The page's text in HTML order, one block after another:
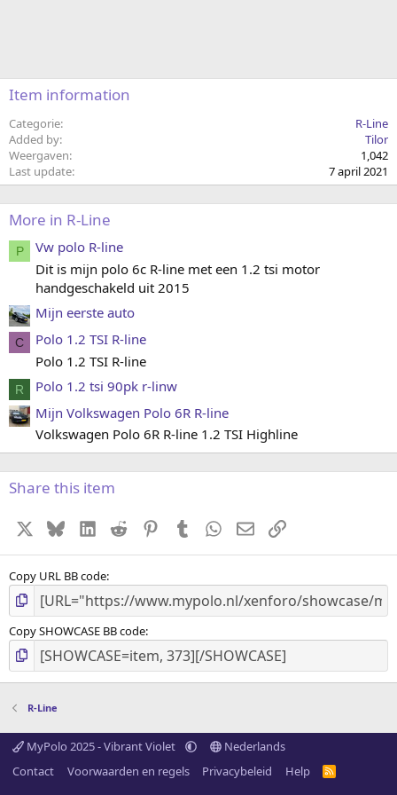
Item information
Categorie
R-Line
Added by
Tilor
Weergaven
1,042
Last update
7 april 2021
More in R-Line
P
Vw polo R-line
Dit is mijn polo 6c R-line met een 1.2 tsi motor
handgeschakeld uit 2015
Mijn eerste auto
C
Polo 1.2 TSI R-line
Polo 1.2 TSI R-line
R
Polo 1.2 tsi 90pk r-linw
Mijn Volkswagen Polo 6R R-line
Volkswagen Polo 6R R-line 1.2 TSI Highline
Share this item
BlueskyLinkedIn
Reddit PinterestTumblr WhatsApp
E-mailkoppeling
Copy URL BB code
Copy SHOWCASE BB code
R-Line
MyPolo 2025 - Vibrant Violet
Nederlands
Contact
Voorwaarden en regels Privacybeleid Help
R